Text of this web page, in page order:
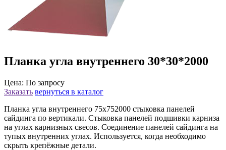
Планка угла внутреннего 30*30*2000
Цена: По запросу
Заказать вернуться в каталог
Планка угла внутреннего 75х752000 cтыковка панелей
сайдинга по вертикали. Стыковка панелей подшивки карниза
на углах карнизных свесов. Соединение панелей сайдинга на
тупых внутренних углах. Используется, когда необходимо
скрыть крепёжные детали.